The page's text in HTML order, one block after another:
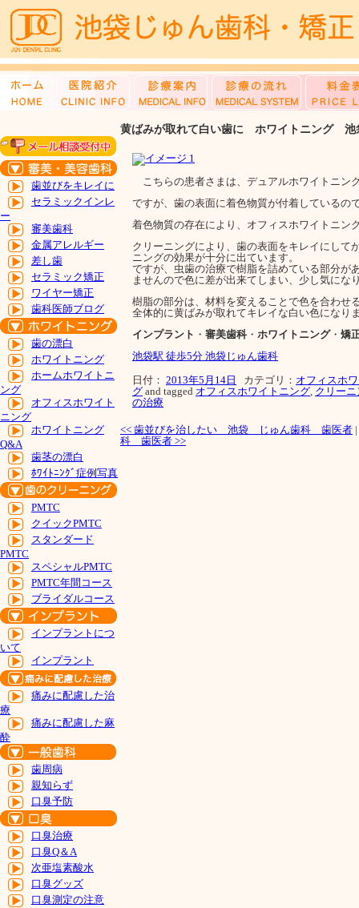
歯並びをキレイに
セラミックインレ
ー
審美歯科
金属アレルギー
差し歯
セラミック矯正
ワイヤー矯正
歯科医師ブログ
歯の漂白
ホワイトニング
ホームホワイトニ
ング
オフィスホワイト
ニング
ホワイトニング
Q&A
歯茎の漂白
ﾎﾜｲﾄﾆﾝｸﾞ症例写真
PMTC
クイックPMTC
スタンダード
PMTC
スペシャルPMTC
PMTC年間コース
ブライダルコース
インプラントにつ
いて
インプラント
痛みに配慮した治
療
痛みに配慮した麻
酔
歯周病
親知らず
口臭予防
口臭治療
口臭Q＆A
次亜塩素酸水
口臭グッズ
口臭測定の注意
黄ばみが取れて白い歯に ホワイトニング
こちらの患者さまは、デュアルホワイトニン
ですが、歯の表面に着色物質が付着しているの
着色物質の存在により、オフィスホワイトニン
クリーニングにより、歯の表面をキレイにして
ニングの効果が十分に出ています。
ですが、虫歯の治療で樹脂を詰めている部分が
ませんので色に差が出来てしまい、少し気にな
樹脂の部分は、材料を変えることで色を合わせ
全体的に黄ばみが取れてキレイな白い色になり
インプラント ・ 審美歯科・ ホワイトニング・ 矯
池袋駅 徒歩5分 池袋じゅん歯科
日付： 2013年5月14日 カテゴリ： オフィスホ
グ and tagged オフィスホワイトニング クリーニ
の治療
<< 歯並びを治したい 池袋 じゅん歯科 歯医者 |
科 歯医者 >>